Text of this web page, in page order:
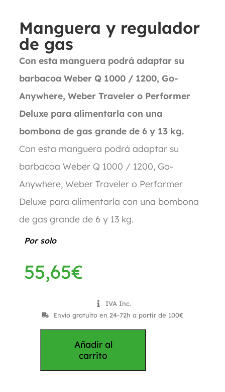
Manguera y regulador
de gas
Con esta manguera podrá adaptar su
barbacoa Weber Q 1000 / 1200, Go-
Anywhere, Weber Traveler o Performer
Deluxe para alimentarla con una
bombona de gas grande de 6 y 13 kg.
Con esta manguera podrá adaptar su
barbacoa Weber Q 1000 / 1200, Go-
Anywhere, Weber Traveler o Performer
Deluxe para alimentarla con una bombona
de gas grande de 6 y 13 kg.
Por solo
55,65€
IVA Inc.
Envío gratuíto en 24-72h a partir de 100€
Añadir al
carrito